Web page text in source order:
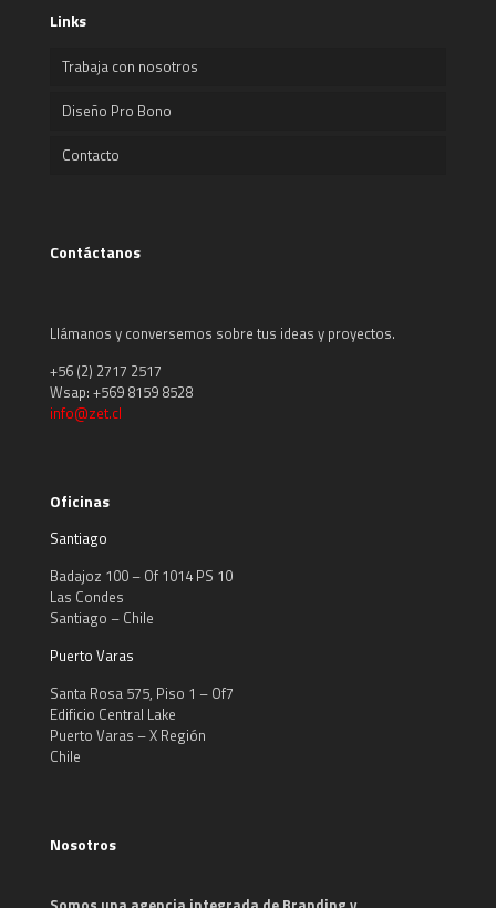
Links
Trabaja con nosotros
Diseño Pro Bono
Contacto
Contáctanos
Llámanos y conversemos sobre tus ideas y proyectos.
+56 (2) 2717 2517
Wsap: +569 8159 8528
info@zet.cl
Oficinas
Santiago
Badajoz 100 – Of 1014 PS 10
Las Condes
Santiago – Chile
Puerto Varas
Santa Rosa 575, Piso 1 – Of7
Edificio Central Lake
Puerto Varas – X Región
Chile
Nosotros